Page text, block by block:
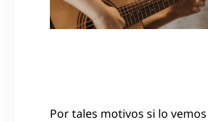
Por tales motivos si lo